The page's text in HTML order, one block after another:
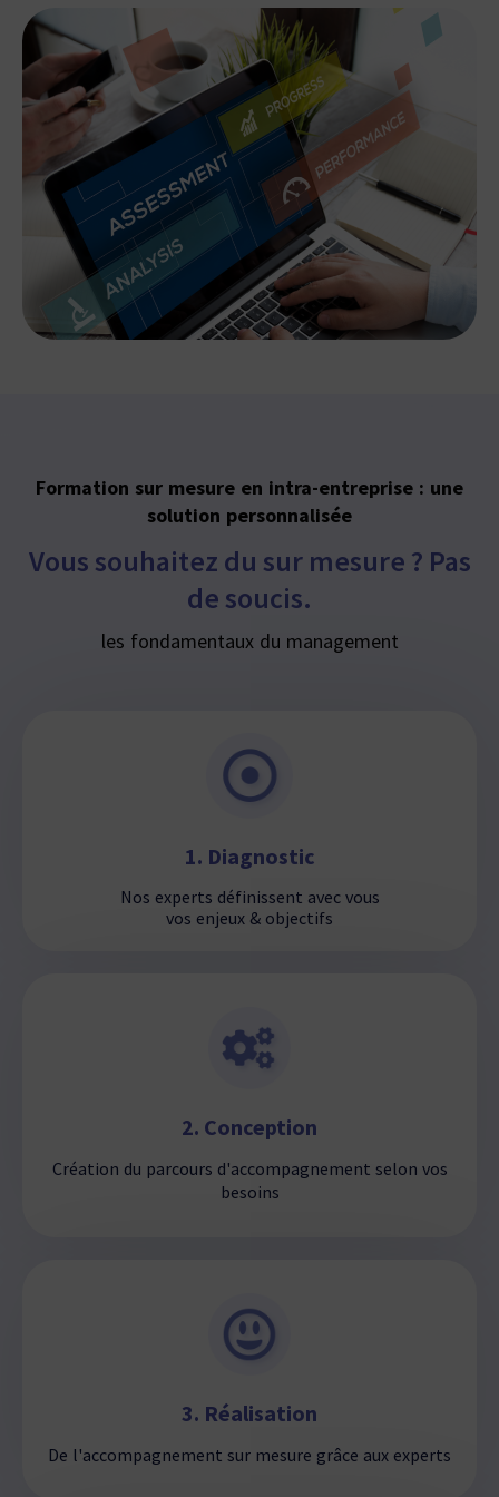
Formation sur mesure en intra-entreprise : une
solution personnalisée
Vous souhaitez du sur mesure ? Pas
de soucis.
les fondamentaux du management
1. Diagnostic
Nos experts définissent avec vous
vos enjeux & objectifs
2. Conception
Création du parcours d'accompagnement selon vos
besoins
3. Réalisation
De l'accompagnement sur mesure grâce aux experts